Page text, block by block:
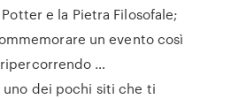
e la Pietra Filosofale;
un evento così
…
uno dei pochi siti che ti